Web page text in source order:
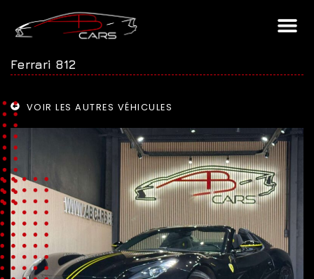
Ferrari 812
VOIR LES AUTRES VÉHICULES